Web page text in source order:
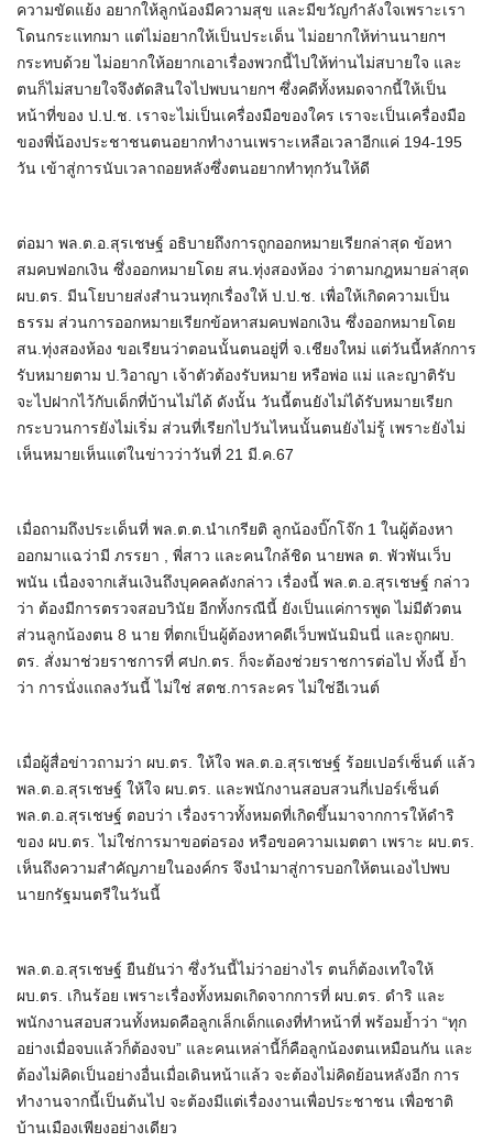
ความขัดแย้ง อยากให้ลูกน้องมีความสุข และมีขวัญกำลังใจเพราะเรา
โดนกระแทกมา แต่ไม่อยากให้เป็นประเด็น ไม่อยากให้ท่านนายกฯ
กระทบด้วย ไม่อยากให้อยากเอาเรื่องพวกนี้ไปให้ท่านไม่สบายใจ และ
ตนก็ไม่สบายใจจึงตัดสินใจไปพบนายกฯ ซึ่งคดีทั้งหมดจากนี้ให้เป็น
หน้าที่ของ ป.ป.ช. เราจะไม่เป็นเครื่องมือของใคร เราจะเป็นเครื่องมือ
ของพี่น้องประชาชนตนอยากทำงานเพราะเหลือเวลาอีกแค่ 194-195
วัน เข้าสู่การนับเวลาถอยหลังซึ่งตนอยากทำทุกวันให้ดี
ต่อมา พล.ต.อ.สุรเชษฐ์ อธิบายถึงการถูกออกหมายเรียกล่าสุด ข้อหา
สมคบฟอกเงิน ซึ่งออกหมายโดย สน.ทุ่งสองห้อง ว่าตามกฎหมายล่าสุด
ผบ.ตร. มีนโยบายส่งสำนวนทุกเรื่องให้ ป.ป.ช. เพื่อให้เกิดความเป็น
ธรรม ส่วนการออกหมายเรียกข้อหาสมคบฟอกเงิน ซึ่งออกหมายโดย
สน.ทุ่งสองห้อง ขอเรียนว่าตอนนั้นตนอยู่ที่ จ.เชียงใหม่ แต่วันนี้หลักการ
รับหมายตาม ป.วิอาญา เจ้าตัวต้องรับหมาย หรือพ่อ แม่ และญาติรับ
จะไปฝากไว้กับเด็กที่บ้านไม่ได้ ดังนั้น วันนี้ตนยังไม่ได้รับหมายเรียก
กระบวนการยังไม่เริ่ม ส่วนที่เรียกไปวันไหนนั้นตนยังไม่รู้ เพราะยังไม่
เห็นหมายเห็นแต่ในข่าวว่าวันที่ 21 มี.ค.67
เมื่อถามถึงประเด็นที่ พล.ต.ต.นำเกรียติ ลูกน้องบิ๊กโจ๊ก 1 ในผู้ต้องหา
ออกมาแฉว่ามี ภรรยา , พี่สาว และคนใกล้ชิด นายพล ต. พัวพันเว็บ
พนัน เนื่องจากเส้นเงินถึงบุคคลดังกล่าว เรื่องนี้ พล.ต.อ.สุรเชษฐ์ กล่าว
ว่า ต้องมีการตรวจสอบวินัย อีกทั้งกรณีนี้ ยังเป็นแค่การพูด ไม่มีตัวตน
ส่วนลูกน้องตน 8 นาย ที่ตกเป็นผู้ต้องหาคดีเว็บพนันมินนี่ และถูกผบ.
ตร. สั่งมาช่วยราชการที่ ศปก.ตร. ก็จะต้องช่วยราชการต่อไป ทั้งนี้ ย้ำ
ว่า การนั่งแถลงวันนี้ ไม่ใช่ สตช.การละคร ไม่ใช่อีเวนต์
เมื่อผู้สื่อข่าวถามว่า ผบ.ตร. ให้ใจ พล.ต.อ.สุรเชษฐ์ ร้อยเปอร์เซ็นต์ แล้ว
พล.ต.อ.สุรเชษฐ์ ให้ใจ ผบ.ตร. และพนักงานสอบสวนกี่เปอร์เซ็นต์
พล.ต.อ.สุรเชษฐ์ ตอบว่า เรื่องราวทั้งหมดที่เกิดขึ้นมาจากการให้ดำริ
ของ ผบ.ตร. ไม่ใช่การมาขอต่อรอง หรือขอความเมตตา เพราะ ผบ.ตร.
เห็นถึงความสำคัญภายในองค์กร จึงนำมาสู่การบอกให้ตนเองไปพบ
นายกรัฐมนตรีในวันนี้
พล.ต.อ.สุรเชษฐ์ ยืนยันว่า ซึ่งวันนี้ไม่ว่าอย่างไร ตนก็ต้องเทใจให้
ผบ.ตร. เกินร้อย เพราะเรื่องทั้งหมดเกิดจากการที่ ผบ.ตร. ดำริ และ
พนักงานสอบสวนทั้งหมดคือลูกเล็กเด็กแดงที่ทำหน้าที่ พร้อมย้ำว่า “ทุก
อย่างเมื่อจบแล้วก็ต้องจบ” และคนเหล่านี้ก็คือลูกน้องตนเหมือนกัน และ
ต้องไม่คิดเป็นอย่างอื่นเมื่อเดินหน้าแล้ว จะต้องไม่คิดย้อนหลังอีก การ
ทำงานจากนี้เป็นต้นไป จะต้องมีแต่เรื่องงานเพื่อประชาชน เพื่อชาติ
บ้านเมืองเพียงอย่างเดียว